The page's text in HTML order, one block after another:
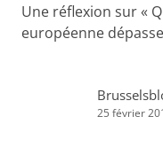
Une réflexion sur «
européenne
25 février